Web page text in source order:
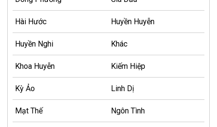
Hài Hước Huyền Huyễn
Huyền Nghi Khác
Khoa Huyễn Kiếm Hiệp
Kỳ Ảo Linh Dị
Mạt Thế Ngôn Tình